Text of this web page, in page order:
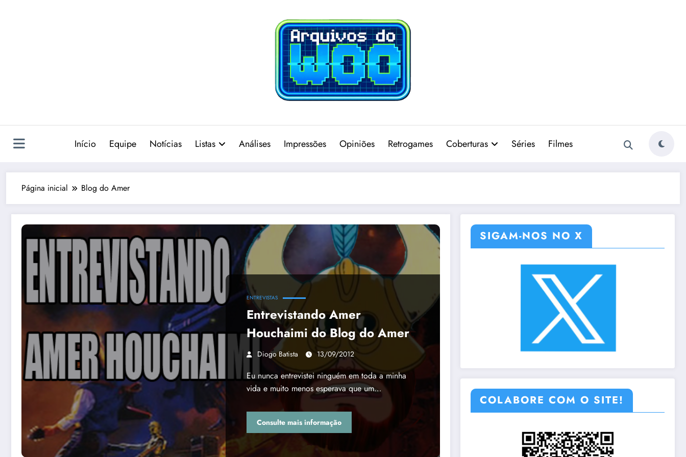
Início Equipe Notícias Listas Análises Impressões Opiniões Retrogames Coberturas Séries Filmes
Página inicial Blog do Amer
ENTREVISTAS
Entrevistando Amer
Houchaimi do Blog do Amer
Diogo Batista 13/09/2012
Eu nunca entrevistei ninguém em toda a minha
vida e muito menos esperava que um…
Consulte mais informação
SIGAM-NOS NO X
COLABORE COM O SITE!